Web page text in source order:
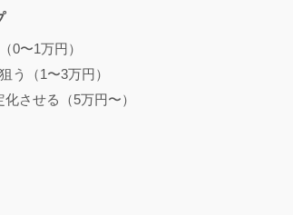
0〜1万円）
う（1〜3万円）
させる（5万円〜）